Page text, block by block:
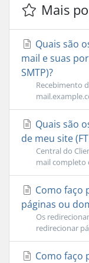
Mais
Quais são
mail e suas
SMTP)?
Recebimento
Quais são
de meu site
Central do
mail completo
Como faço
páginas ou
Os
redirecionar
Como faço